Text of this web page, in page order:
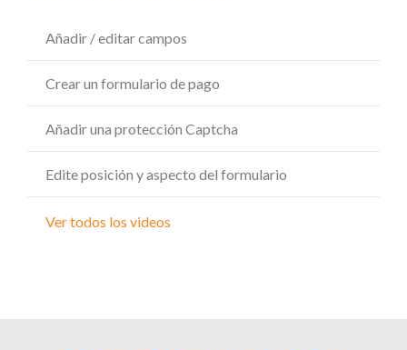
Añadir / editar campos
Crear un formulario de pago
Añadir una protección Captcha
Edite posición y aspecto del formulario
Ver todos los videos